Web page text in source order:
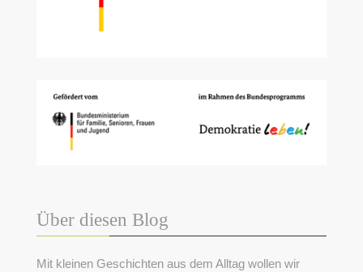
Über diesen Blog
Mit kleinen Geschichten aus dem Alltag wollen wir